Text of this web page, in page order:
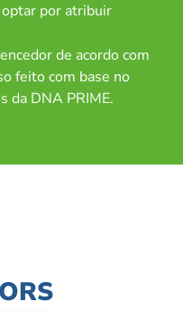
por atribuir
de acordo com
feito com base no
da DNA PRIME.